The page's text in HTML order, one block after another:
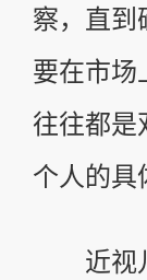
察，直到
要在市场
往往都是
个人的具
近视儿